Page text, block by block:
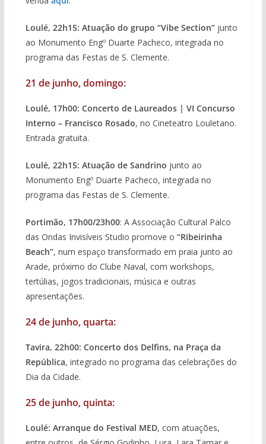
Loulé, 22h15: Atuação do grupo “Vibe Section” junto
ao Monumento Engº Duarte Pacheco, integrada no
programa das Festas de S. Clemente.
21 de junho, domingo:
Loulé, 17h00: Concerto de Laureados | VI Concurso
Interno – Francisco Rosado, no Cineteatro Louletano.
Entrada gratuita.
Loulé, 22h15: Atuação de Sandrino junto ao
Monumento Engº Duarte Pacheco, integrada no
programa das Festas de S. Clemente.
Portimão, 17h00/23h00: A Associação Cultural Palco
das Ondas Invisíveis Studio promove o “Ribeirinha
Beach”, num espaço transformado em praia junto ao
Arade, próximo do Clube Naval, com workshops,
tertúlias, jogos tradicionais, música e outras
apresentações.
24 de junho, quarta:
Tavira, 22h00: Concerto dos Delfins, na Praça da
República, integrado no programa das celebrações do
Dia da Cidade.
25 de junho, quinta:
Loulé: Arranque do Festival MED, com atuações,